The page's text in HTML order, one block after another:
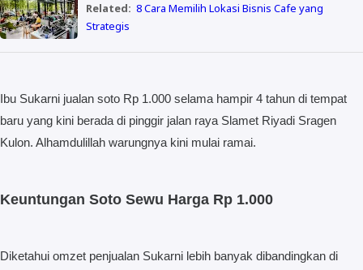
Related: 8 Cara Memilih Lokasi Bisnis Cafe yang
Strategis
Ibu Sukarni jualan soto Rp 1.000 selama hampir 4 tahun di tempat
baru yang kini berada di pinggir jalan raya Slamet Riyadi Sragen
Kulon. Alhamdulillah warungnya kini mulai ramai.
Keuntungan Soto Sewu Harga Rp 1.000
Diketahui omzet penjualan Sukarni lebih banyak dibandingkan di